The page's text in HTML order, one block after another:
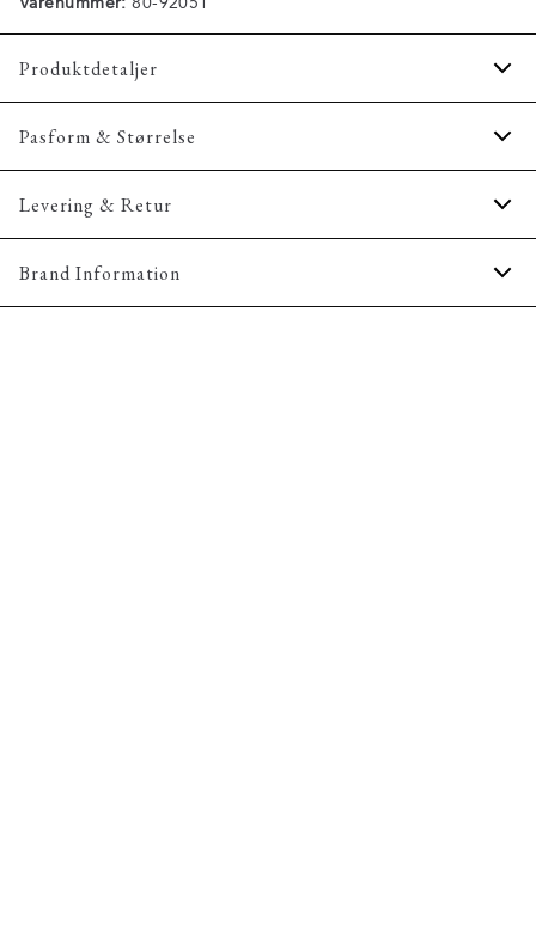
Produktdetaljer
Findes i forskellige størrelser.
Produktnr.: 80-92051
Pasform & Størrelse
Størrelsesguide
Levering & Retur
1-2 hverdage.
Brand Information